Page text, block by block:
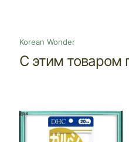
Korean Wonder
С этим товаром